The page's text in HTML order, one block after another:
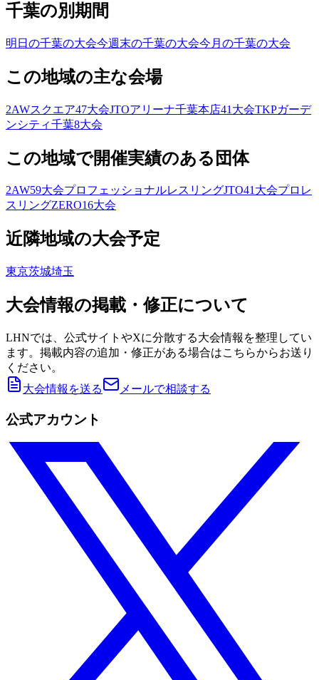
千葉の別期間
明日の千葉の大会今週末の千葉の大会今月の千葉の大会
この地域の主な会場
2AWスクエア47大会JTOアリーナ千葉本店41 大会TKPガーデ
ンシティ千葉8大会
この地域で開催実績のある団体
2AW59大会プロフェッショナルレスリングJTO41大会プロレ
スリングZERO16大会
近隣地域の大会予定
東京茨城埼玉
大会情報の掲載・修正について
LHNでは、公式サイトやXに分散する大会情報を整理してい
ます。掲載内容の追加・修正がある場合はこちらからお送り
ください。
大会情報を送る
メールで相談する
公式アカウント